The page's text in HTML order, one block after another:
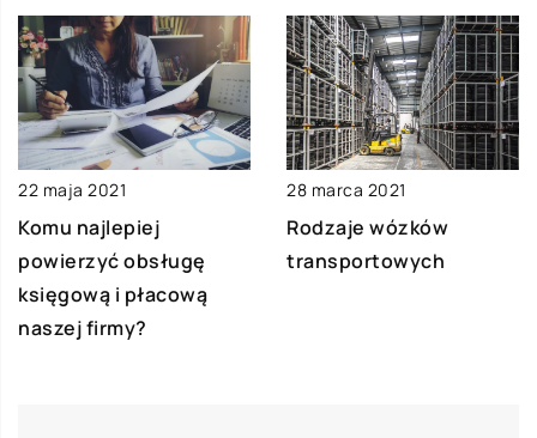
22 maja 2021
Komu najlepiej
powierzyć obsługę
księgową i płacową
naszej firmy?
28 marca 2021
Rodzaje wózków
transportowych